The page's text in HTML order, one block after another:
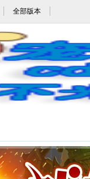
全部版本